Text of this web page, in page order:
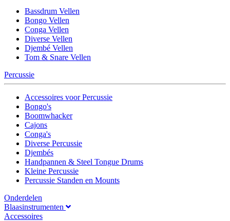
Bassdrum Vellen
Bongo Vellen
Conga Vellen
Diverse Vellen
Djembé Vellen
Tom & Snare Vellen
Percussie
Accessoires voor Percussie
Bongo's
Boomwhacker
Cajons
Conga's
Diverse Percussie
Djembés
Handpannen & Steel Tongue Drums
Kleine Percussie
Percussie Standen en Mounts
Onderdelen
Blaasinstrumenten
Accessoires